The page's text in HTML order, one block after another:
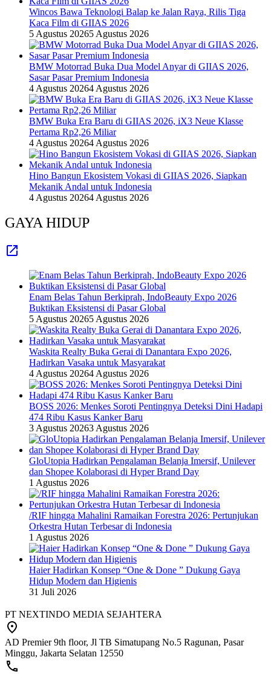
Wincos Bawa Teknologi Balap ke Jalan Raya, Rilis Tiga
Kaca Film di GIIAS 2026
5 Agustus 20265 Agustus 2026
BMW Motorrad Buka Dua Model Anyar di GIIAS 2026,
Sasar Pasar Premium Indonesia
4 Agustus 20264 Agustus 2026
BMW Buka Era Baru di GIIAS 2026, iX3 Neue Klasse
Pertama Rp2,26 Miliar
4 Agustus 20264 Agustus 2026
Hino Bangun Ekosistem Vokasi di GIIAS 2026, Siapkan
Mekanik Andal untuk Indonesia
4 Agustus 20264 Agustus 2026
GAYA HIDUP
Enam Belas Tahun Berkiprah, IndoBeauty Expo 2026
Buktikan Eksistensi di Pasar Global
5 Agustus 20265 Agustus 2026
Waskita Realty Buka Gerai di Danantara Expo 2026,
Hadirkan Vasaka untuk Masyarakat
4 Agustus 20264 Agustus 2026
BOSS 2026: Menkes Soroti Pentingnya Deteksi Dini Hadapi
474 Ribu Kasus Kanker Baru
3 Agustus 20263 Agustus 2026
GloUtopia Hadirkan Pengalaman Belanja Imersif, Unilever
dan Shopee Kolaborasi di Hyper Brand Day
1 Agustus 2026
/RIF hingga Mahalini Ramaikan Forestra 2026: Pertunjukan
Orkestra Hutan Terbesar di Indonesia
1 Agustus 2026
Haier Hadirkan Konsep “One & Done ” Dukung Gaya
Hidup Modern dan Higienis
31 Juli 2026
PT NEXTINDO MEDIA SEJAHTERA
AD Premier 9th floor, Jl TB Simatupang No.5 Ragunan, Pasar
Minggu, Jakarta Selatan 12550